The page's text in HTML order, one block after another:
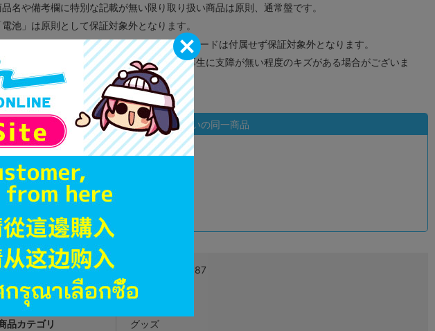
名や備考欄に特別な記載が無い限り取り扱い商品は原則、通常盤です。
電池」は原則として保証対象外となります。
ーム機本体には、SDカードなどのメモリーカードは付属せず保証対象外となります。
スク類の読み取り面のキズに関しまして再生に支障が無い程度のキズがある場合がございま
。
につきましてはコチラ
状態違いの同一商品
状態 :A
オンライン
品切状態 5,790円 税込
コード 4573102601087
品番号 L04725802
品カテゴリ グッズ